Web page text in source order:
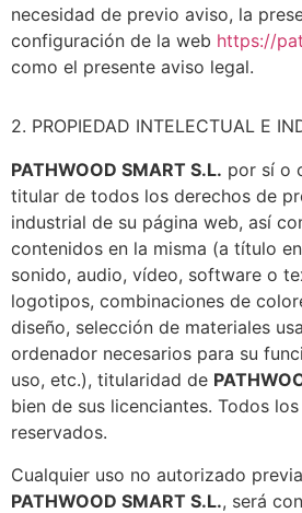
necesidad de previo aviso, la
configuración de la web https://
como el presente aviso legal.
2. PROPIEDAD INTELECTUAL E
PATHWOOD SMART S.L. por sí o
titular de todos los derechos de
industrial de su página web, así
contenidos en la misma (a título
sonido, audio, vídeo, software o
logotipos, combinaciones de
diseño, selección de materiales
ordenador necesarios para su
uso, etc.), titularidad de
bien de sus licenciantes. Todos
reservados.
Cualquier uso no autorizado
PATHWOOD SMART S.L., será